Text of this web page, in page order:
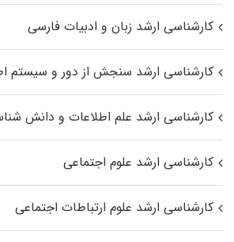
کارشناسی ارشد زبان و ادبیات فارسی
کارشناسی ارشد سنجش از دور و سیستم
کارشناسی ارشد علم اطلاعات و دانش
کارشناسی ارشد علوم اجتماعی
کارشناسی ارشد علوم ارتباطات اجتماعی